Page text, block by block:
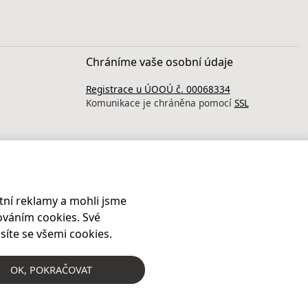
Chráníme vaše osobní údaje
Registrace u ÚOOÚ č. 00068334
Komunikace je chráněna pomocí SSL
reklamy a mohli jsme
cookies. Své
se všemi cookies.
OK, POKRAČOVAT